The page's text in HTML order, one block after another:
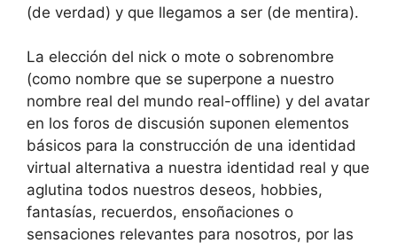
(de verdad) y que llegamos a ser (de mentira).
La elección del nick o mote o sobrenombre
(como nombre que se superpone a nuestro
nombre real del mundo real-offline) y del avatar
en los foros de discusión suponen elementos
básicos para la construcción de una identidad
virtual alternativa a nuestra identidad real y que
aglutina todos nuestros deseos, hobbies,
fantasías, recuerdos, ensoñaciones o
sensaciones relevantes para nosotros, por las